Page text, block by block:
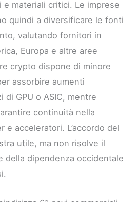
e materiali critici. Le imprese
quindi a diversificare le fonti
valutando fornitori in
Europa e altre aree
crypto dispone di minore
assorbire aumenti
di GPU o ASIC, mentre
continuità nella
e acceleratori. L’accordo del
utile, ma non risolve il
della dipendenza occidentale